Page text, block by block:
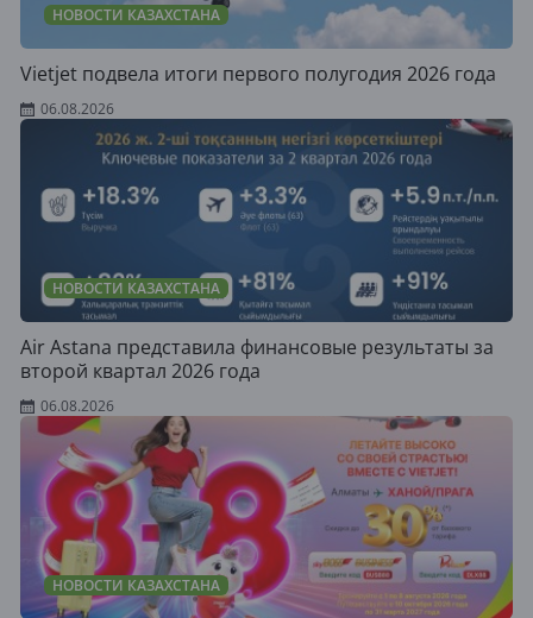
НОВОСТИ КАЗАХСТАНА
Vietjet подвела итоги первого полугодия 2026 года
06.08.2026
НОВОСТИ КАЗАХСТАНА
Air Astana представила финансовые результаты за
второй квартал 2026 года
06.08.2026
НОВОСТИ КАЗАХСТАНА